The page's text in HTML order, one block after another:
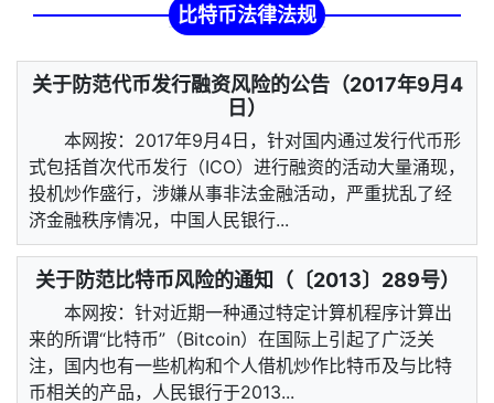
比特币法律法规
关于防范代币发行融资风险的公告（2017年9月4
日）
本网按：2017年9月4日，针对国内通过发行代币形
式包括首次代币发行（ICO）进行融资的活动大量涌现，
投机炒作盛行，涉嫌从事非法金融活动，严重扰乱了经
济金融秩序情况，中国人民银行...
关于防范比特币风险的通知（〔2013〕289号）
本网按：针对近期一种通过特定计算机程序计算出
来的所谓“比特币”（Bitcoin）在国际上引起了广泛关
注，国内也有一些机构和个人借机炒作比特币及与比特
币相关的产品，人民银行于2013...